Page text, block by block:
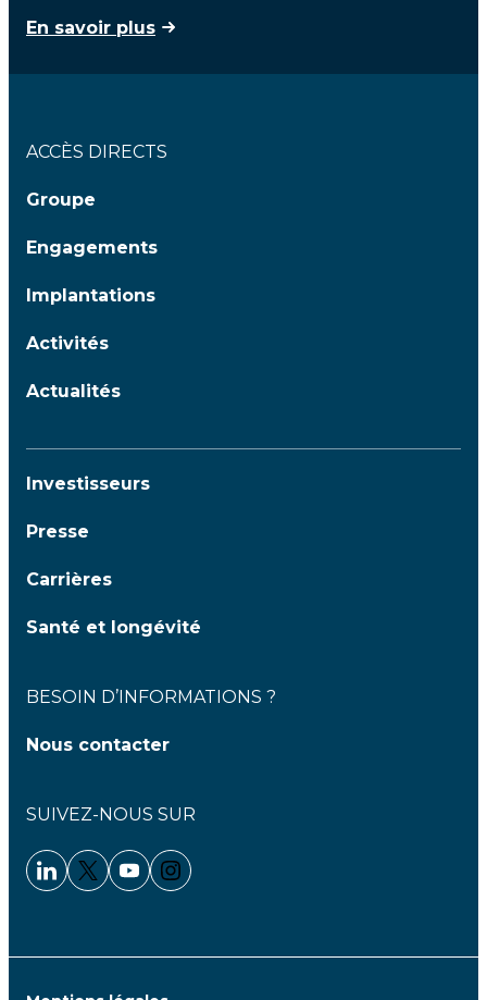
En savoir plus
ACCÈS DIRECTS
Groupe
Engagements
Implantations
Activités
Actualités
Investisseurs
Presse
Carrières
Santé et longévité
BESOIN D’INFORMATIONS ?
Nous contacter
SUIVEZ-NOUS SUR
Linkedin - Clariane
Twitter - Clariane
Youtube - Clariane
Instagram - Clariane